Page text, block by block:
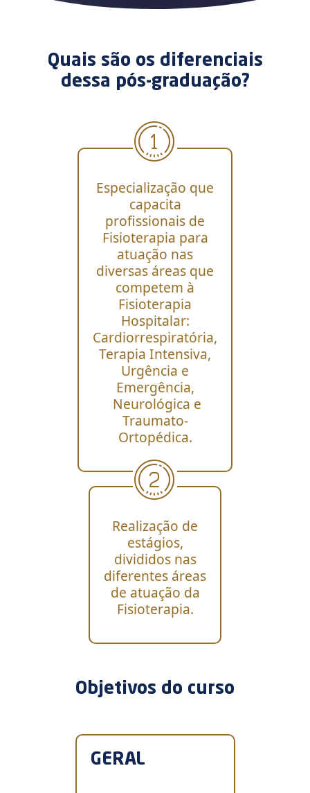
Quais são os diferenciais
dessa pós-graduação?
Especialização que
capacita
profissionais de
Fisioterapia para
atuação nas
diversas áreas que
competem à
Fisioterapia
Hospitalar:
Cardiorrespiratória,
Terapia Intensiva,
Urgência e
Emergência,
Neurológica e
Traumato-
Ortopédica.
Realização de
estágios,
divididos nas
diferentes áreas
de atuação da
Fisioterapia.
Objetivos do curso
GERAL